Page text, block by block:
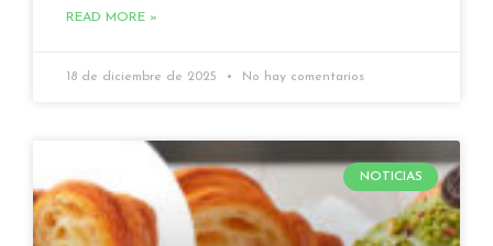
READ MORE »
18 de diciembre de 2025 No hay comentarios
NOTICIAS